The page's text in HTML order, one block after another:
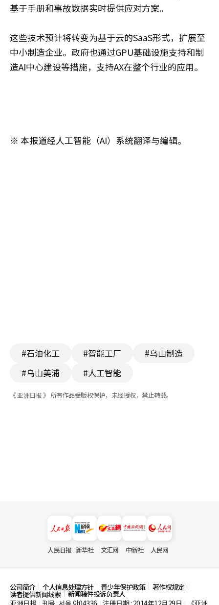
基于手册和事故数据实时提供应对方案。
这些技术预计将转变为基于云的SaaS形式，扩展至
中小制造企业。政府也通过GPU基础设施支持和制
造AI中心建设等措施，支持AX在整个行业的应用。
※ 本报道经人工智能（AI）系统翻译与编辑。
#石油化工 #智能工厂
#乌山制造
#乌山美浦
#人工智能
《 亚洲日报 》 所有作品受版权保护，未经授权，禁止转载。
人民日报 新华社 文汇网 中新社 人民网
公司简介 个人信息处理方针 青少年保护政策 著作权规定
读者提供新闻线索
新闻稿件投诉负责人
亚洲日报
刊号 : 서울,아04336 注册日期 : 2014年12月29日 《亚洲